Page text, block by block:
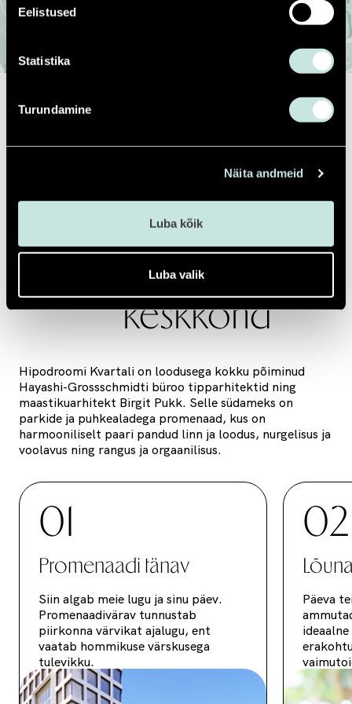
Eelistused
Statistika
Turundamine
Näita andmeid
Luba kõik
Luba valik
FILTREERI KAARDIL
Karakteriga
keskkond
Hipodroomi Kvartali on loodusega kokku põiminud
Hayashi-Grossschmidti büroo tipparhitektid ning
maastikuarhitekt Birgit Pukk. Selle südameks on
parkide ja puhkealadega promenaad, kus on
harmooniliselt paari pandud linn ja loodus, nurgelisus ja
voolavus ning rangus ja orgaanilisus.
01
Promenaadi tänav
Siin algab meie lugu ja sinu päev.
Promenaadivärav tunnustab
piirkonna värvikat ajalugu, ent
vaatab hommikuse värskusega
tulevikku.
02
Päeva